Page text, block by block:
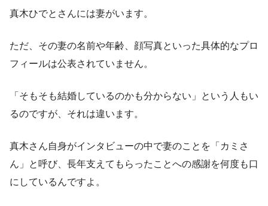
真木ひでとさんには妻がいます。
ただ、その妻の名前や年齢、顔写真といった具体的なプロ
フィールは公表されていません。
「そもそも結婚しているのかも分からない」という人もい
るのですが、それは違います。
真木さん自身がインタビューの中で妻のことを「カミさ
ん」と呼び、長年支えてもらったことへの感謝を何度も口
にしているんですよ。